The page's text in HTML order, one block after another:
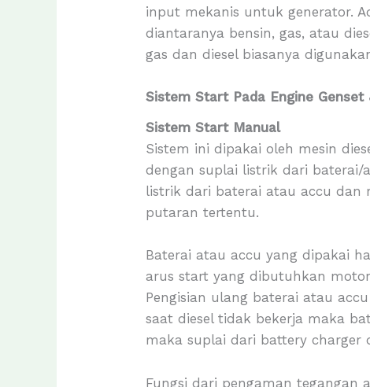
input mekanis untuk generator.
diantaranya bensin, gas, atau
gas dan diesel biasanya
Sistem Start Pada Engine
Sistem Start Manual
Sistem ini dipakai oleh mesin
dengan suplai listrik dari baterai/
listrik dari baterai atau accu dan
putaran tertentu.
Baterai atau accu yang dipakai
arus start yang dibutuhkan
Pengisian ulang baterai atau
saat diesel tidak bekerja maka
maka suplai dari battery charger
Fungsi dari pengaman tegangan